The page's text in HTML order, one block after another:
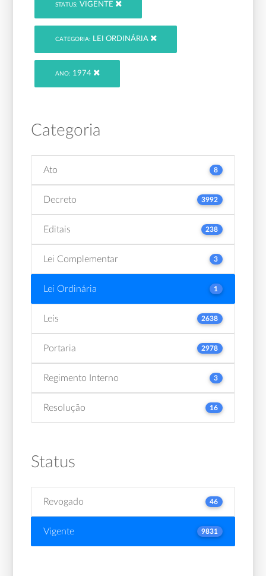
STATUS: VIGENTE
CATEGORIA: LEI ORDINÁRIA
ANO: 1974
Categoria
Ato 8
Decreto 3992
Editais 238
Lei Complementar 3
Lei Ordinária 1
Leis 2638
Portaria 2978
Regimento Interno 3
Resolução 16
Status
Revogado 46
Vigente 9831